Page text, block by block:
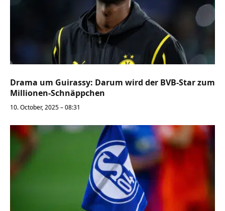
Drama um Guirassy: Darum wird der BVB-Star zum
Millionen-Schnäppchen
10. October, 2025 – 08:31